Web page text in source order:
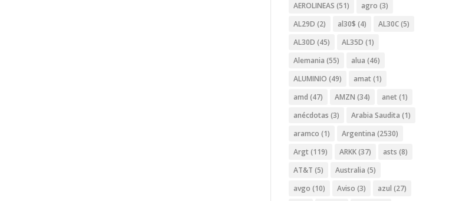
AEROLINEAS (51) agro (3)
AL29D (2) al30$ (4) AL30C(5)
AL30D (45) AL35D (1)
Alemania (55) alua (46)
ALUMINIO (49) amat (1)
amd (47) AMZN (34) anet (1)
anécdotas (3) Arabia Saudita (1)
aramco (1) Argentina (2530)
Argt (119) ARKK(37) asts (8)
AT&T (5) Australia (5)
avgo (10) Aviso (3) azul (27)